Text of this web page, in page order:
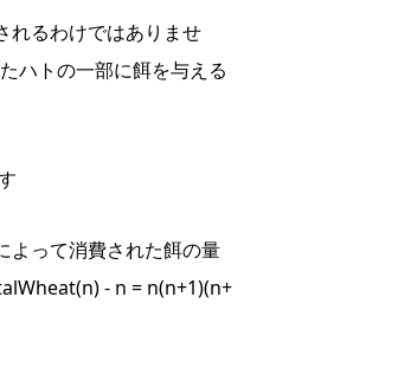
れるわけではありませ
ハトの一部に餌を与える
よって消費された餌の量
- n = n(n+1)(n+